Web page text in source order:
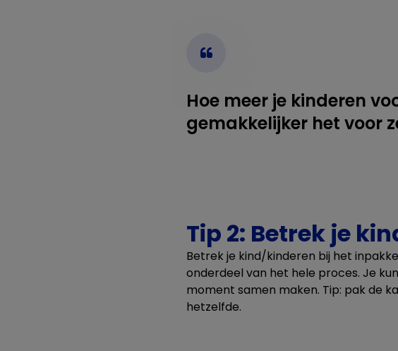
Hoe meer je kinderen
gemakkelijker het voor
Tip 2: Betrek je
Betrek je kind/kinderen bij het
onderdeel van het hele proces. Je
moment samen maken. Tip: pak de
hetzelfde.